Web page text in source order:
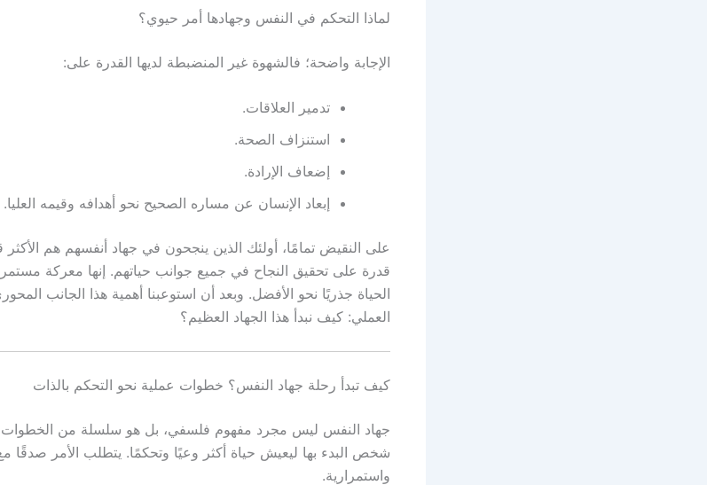
لماذا التحكم في النفس وجهادها أمر حيوي؟
الإجابة واضحة؛ فالشهوة غير المنضبطة لديها القدرة على:
تدمير العلاقات.
استنزاف الصحة.
إضعاف الإرادة.
إبعاد الإنسان عن مساره الصحيح نحو أهدافه وقيمه العليا.
على النقيض تمامًا، أولئك الذين ينجحون في جهاد أنفسهم هم الأكثر
قدرة على تحقيق النجاح في جميع جوانب حياتهم. إنها معركة
الحياة جذريًا نحو الأفضل. وبعد أن استوعبنا أهمية هذا الجانب
العملي: كيف نبدأ هذا الجهاد العظيم؟
كيف تبدأ رحلة جهاد النفس؟ خطوات عملية نحو التحكم بالذات
جهاد النفس ليس مجرد مفهوم فلسفي، بل هو سلسلة من الخطوات
شخص البدء بها ليعيش حياة أكثر وعيًا وتحكمًا. يتطلب الأمر صدقًا مع
واستمرارية.